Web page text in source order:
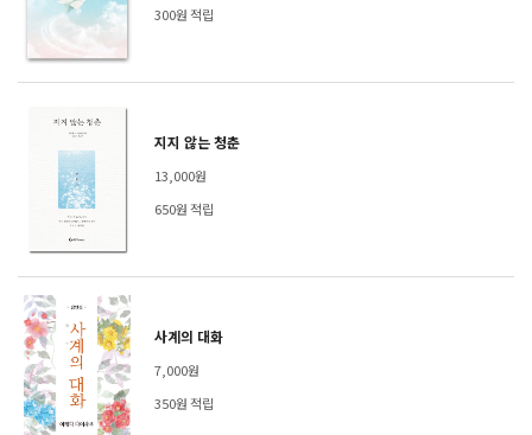
300원 적립
지지 않는 청춘
13,000원
650원 적립
사계의 대화
7,000원
350원 적립